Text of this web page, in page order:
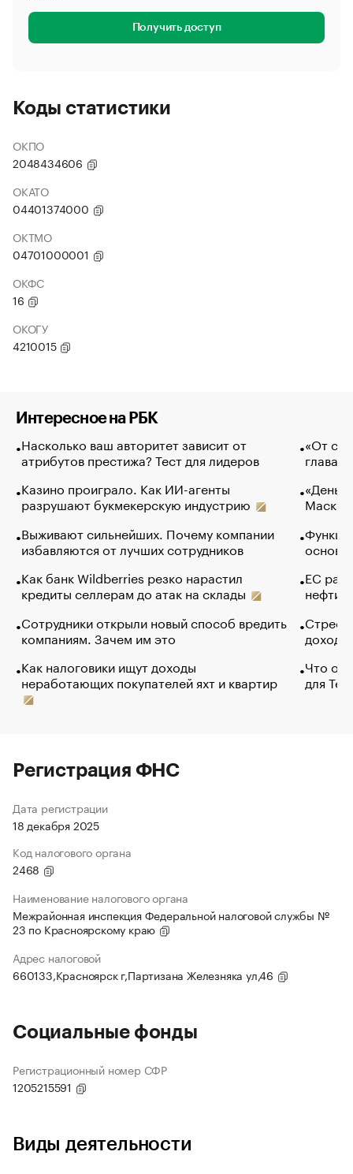
Получить доступ
Коды статистики
ОКПО
2048434606
ОКАТО
04401374000
ОКТМО
04701000001
ОКФС
16
ОКОГУ
4210015
Интересное на РБК
Насколько ваш авторитет зависит от
атрибутов престижа? Тест для лидеров
Казино проиграло. Как ИИ-агенты
разрушают букмекерскую индустрию
Выживают сильнейших. Почему компании
избавляются от лучших сотрудников
Как банк Wildberries резко нарастил
кредиты селлерам до атак на склады
Сотрудники открыли новый способ вредить
компаниям. Зачем им это
Как налоговики ищут доходы
неработающих покупателей яхт и квартир
«От
глава
Маск в
основ
ЕС
нефти
Что
для
Регистрация ФНС
Дата регистрации
18 декабря 2025
Код налогового органа
2468
Наименование налогового органа
Межрайонная инспекция Федеральной налоговой службы №
23 по Красноярскому краю
Адрес налоговой
660133,Красноярск г,Партизана Железняка ул,46
Социальные фонды
Регистрационный номер СФР
1205215591
Виды деятельности